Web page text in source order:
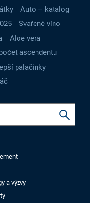
Auto – katalog
Svařené víno
Aloe vera
ascendentu
palačinky
a výzvy